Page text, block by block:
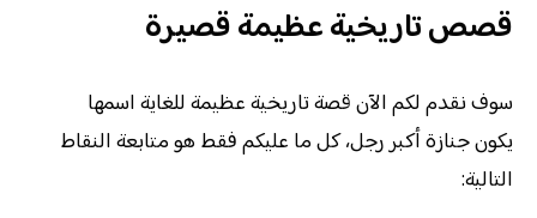
قصص تاريخية عظيمة قصيرة
سوف نقدم لكم الآن قصة تاريخية عظيمة للغاية اسمها
يكون جنازة أكبر رجل، كل ما عليكم فقط هو متابعة النقاط
التالية: